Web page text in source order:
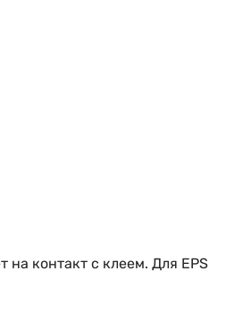
на контакт с клеем. Для EPS